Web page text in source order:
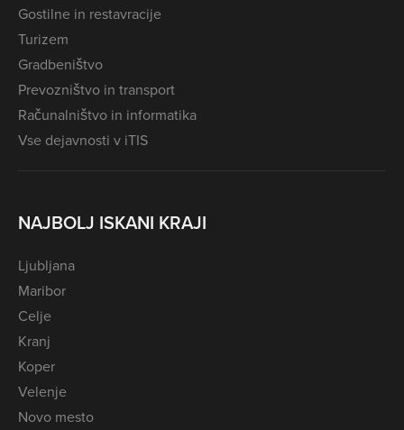
Gostilne in restavracije
Turizem
Gradbeništvo
Prevozništvo in transport
Računalništvo in informatika
Vse dejavnosti v iTIS
NAJBOLJ ISKANI KRAJI
Ljubljana
Maribor
Celje
Kranj
Koper
Velenje
Novo mesto